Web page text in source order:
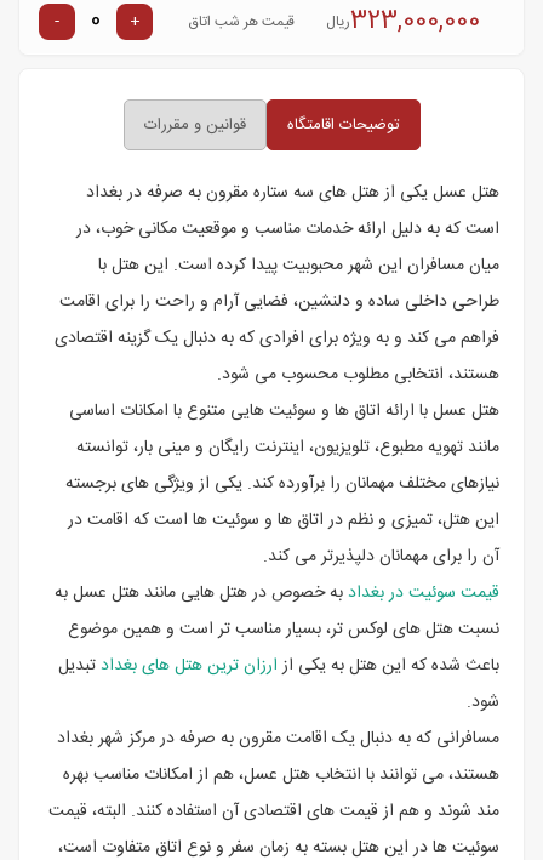
323,000,000ریال قیمت هر شب اتاق +
-
توضیحات اقامتگاه قوانین و مقررات
هتل عسل یکی از هتل های سه ستاره مقرون به صرفه در بغداد
است که به دلیل ارائه خدمات مناسب و موقعیت مکانی خوب، در
میان مسافران این شهر محبوبیت پیدا کرده است. این هتل با
طراحی داخلی ساده و دلنشین، فضایی آرام و راحت را برای اقامت
فراهم می کند و به ویژه برای افرادی که به دنبال یک گزینه اقتصادی
هستند، انتخابی مطلوب محسوب می شود.
هتل عسل با ارائه اتاق ها و سوئیت هایی متنوع با امکانات اساسی
مانند تهویه مطبوع، تلویزیون، اینترنت رایگان و مینی بار، توانسته
نیازهای مختلف مهمانان را برآورده کند. یکی از ویژگی های برجسته
این هتل، تمیزی و نظم در اتاق ها و سوئیت ها است که اقامت در
آن را برای مهمانان دلپذیرتر می کند.
قیمت سوئیت در بغدادبه خصوص در هتل هایی مانند هتل عسل به
نسبت هتل های لوکس تر، بسیار مناسب تر است و همین موضوع
باعث شده که این هتل به یکی ازارزان ترین هتل های بغدادتبدیل
شود.
مسافرانی که به دنبال یک اقامت مقرون به صرفه در مرکز شهر بغداد
هستند، می توانند با انتخاب هتل عسل، هم از امکانات مناسب بهره
مند شوند و هم از قیمت های اقتصادی آن استفاده کنند. البته، قیمت
سوئیت ها در این هتل بسته به زمان سفر و نوع اتاق متفاوت است،